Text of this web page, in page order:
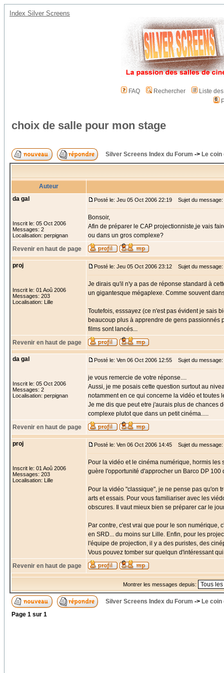
Index Silver Screens
FAQ Rechercher
Liste
choix de salle pour mon stage
Silver Screens Index du Forum -> Le
Auteur
da gal
Inscrit le: 05 Oct 2006
Messages: 2
Localisation: perpignan
Posté le: Jeu 05 Oct 2006 22:19 Sujet du
Bonsoir,
Afin de préparer le CAP projectionniste,je vais
ou dans un gros complexe?
Revenir en haut de page
proj
Inscrit le: 01 Aoû 2006
Messages: 203
Localisation: Lille
Posté le: Jeu 05 Oct 2006 23:12 Sujet du message:
Je dirais qu'il n'y a pas de réponse standard à
un gigantesque mégaplexe. Comme souvent
Toutefois, esssayez (ce n'est pas évident je sais
beaucoup plus à apprendre de gens passionnés
films sont lancés...
Revenir en haut de page
da gal
Inscrit le: 05 Oct 2006
Messages: 2
Localisation: perpignan
Posté le: Ven 06 Oct 2006 12:55 Sujet du message:
je vous remercie de votre réponse....
Aussi, je me posais cette question surtout au
notamment en ce qui concerne la vidéo et toutes
Je me dis que peut etre j'aurais plus de chances
complexe plutot que dans un petit cinéma.....
Revenir en haut de page
proj
Inscrit le: 01 Aoû 2006
Messages: 203
Localisation: Lille
Posté le: Ven 06 Oct 2006 14:45 Sujet du message:
Pour la vidéo et le cinéma numérique, hormis
guère l'opportunité d'approcher un Barco DP
Pour la vidéo "classique", je ne pense pas qu'on
arts et essais. Pour vous familiariser avec les
obscures. Il vaut mieux bien se préparer car le
Par contre, c'est vrai que pour le son numérique,
en SRD... du moins sur Lille. Enfin, pour les
l'équipe de projection, il y a des puristes, des
Vous pouvez tomber sur quelqun d'intéressant
Revenir en haut de page
Montrer les messages depuis:
Silver Screens Index du Forum -> Le
Page 1 sur 1